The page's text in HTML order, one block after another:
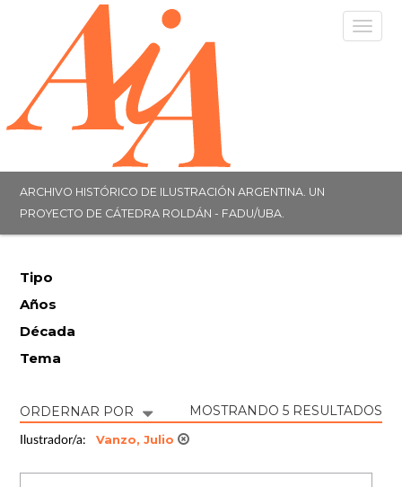
ARCHIVO HISTÓRICO DE ILUSTRACIÓN ARGENTINA. UN
PROYECTO DE CÁTEDRA ROLDÁN - FADU/UBA.
Tipo
Años
Década
Tema
ORDERNAR POR MOSTRANDO 5 RESULTADOS
Ilustrador/a: Vanzo, Julio